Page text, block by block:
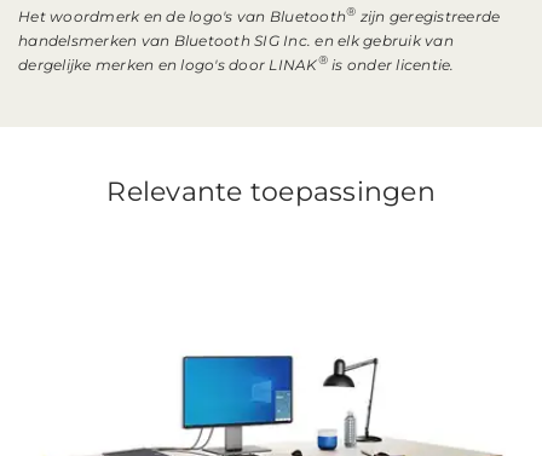
Het woordmerk en de logo's van Bluetooth® zijn geregistreerde
handelsmerken van Bluetooth SIG Inc. en elk gebruik van
dergelijke merken en logo's door LINAK® is onder licentie.
Relevante toepassingen